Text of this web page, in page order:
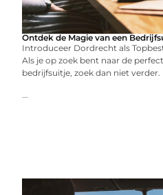
Ontdek de Magie van een
Introduceer Dordrecht als
Als je op zoek bent naar de
bedrijfsuitje, zoek dan niet
...